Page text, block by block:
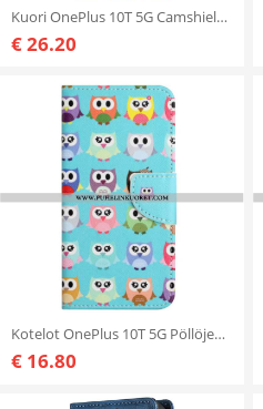
Kuori OnePlus 10T 5G Camshield Nillkin
€ 26.20
Kotelot OnePlus 10T 5G Pöllöjen Jengi
€ 16.80